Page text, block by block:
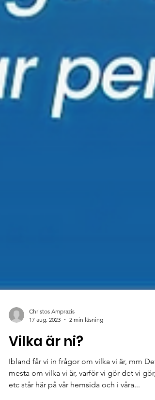
17 aug. 2023
2 min läsning
Vilka är ni?
Ibland får vi in frågor om vilka vi är, mm Det